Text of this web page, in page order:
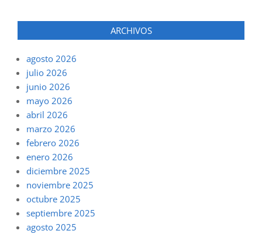
ARCHIVOS
agosto 2026
julio 2026
junio 2026
mayo 2026
abril 2026
marzo 2026
febrero 2026
enero 2026
diciembre 2025
noviembre 2025
octubre 2025
septiembre 2025
agosto 2025